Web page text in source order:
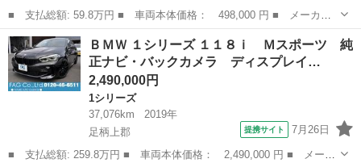
■ 支払総額: 59.8万円 ■ 車両本体価格： 498,000 円 ■ メーカー
名： ＢＭＷ ■ 車種名： １シリーズ ■ グレード名： １１６
ｉ ＥＴＣ ナビ アルミホイール オートライト ＨＩＤ スマー
トキー アイド...
群馬 前橋市
ＢＭＷ １シリーズ １１８ｉ Ｍスポーツ 純
正ナビ・バックカメラ ディスプレイ…
2,490,000円
1シリーズ
37,076km
2019年
足柄上郡
提携サイト 7月26日
■ 支払総額: 259.8万円 ■ 車両本体価格： 2,490,000 円 ■ メーカ